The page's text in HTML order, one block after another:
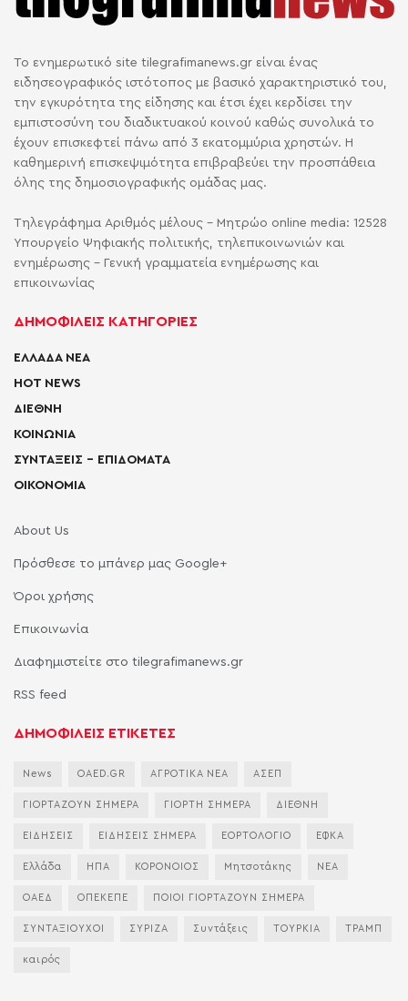
Το ενημερωτικό site tilegrafimanews.gr είναι ένας
ειδησεογραφικός ιστότοπος με βασικό χαρακτηριστικό του,
την εγκυρότητα της είδησης και έτσι έχει κερδίσει την
εμπιστοσύνη του διαδικτυακού κοινού καθώς συνολικά το
έχουν επισκεφτεί πάνω από 3 εκατομμύρια χρηστών. Η
καθημερινή επισκεψιμότητα επιβραβεύει την προσπάθεια
όλης της δημοσιογραφικής ομάδας μας.
Τηλεγράφημα Αριθμός μέλους - Μητρώο online media: 12528
Υπουργείο Ψηφιακής πολιτικής, τηλεπικοινωνιών και
ενημέρωσης - Γενική γραμματεία ενημέρωσης και
επικοινωνίας
ΔΗΜΟΦΙΛΕΙΣ ΚΑΤΗΓΟΡΙΕΣ
ΕΛΛΑΔΑ ΝΕΑ
HOT NEWS
ΔΙΕΘΝΗ
ΚΟΙΝΩΝΙΑ
ΣΥΝΤΑΞΕΙΣ – ΕΠΙΔΟΜΑΤΑ
ΟΙΚΟΝΟΜΙΑ
About Us
Πρόσθεσε το μπάνερ μας Google+
Όροι χρήσης
Επικοινωνία
Διαφημιστείτε στο tilegrafimanews.gr
RSS feed
ΔΗΜΟΦΙΛΕΙΣ ΕΤΙΚΕΤΕΣ
News OAED.GR ΑΓΡΟΤΙΚΑ ΝΕΑ ΑΣΕΠ
ΓΙΟΡΤΑΖΟΥΝ ΣΗΜΕΡΑ ΓΙΟΡΤΗ ΣΗΜΕΡΑ ΔΙΕΘΝΗ
ΕΙΔΗΣΕΙΣ ΕΙΔΗΣΕΙΣ ΣΗΜΕΡΑ ΕΟΡΤΟΛΟΓΙΟ ΕΦΚΑ
Ελλάδα ΗΠΑ ΚΟΡΟΝΟΙΟΣ Μητσοτάκης ΝΕΑ
ΟΑΕΔ ΟΠΕΚΕΠΕ ΠΟΙΟΙ ΓΙΟΡΤΑΖΟΥΝ ΣΗΜΕΡΑ
ΣΥΝΤΑΞΙΟΥΧΟΙ ΣΥΡΙΖΑ Συντάξεις ΤΟΥΡΚΙΑ ΤΡΑΜΠ
καιρός